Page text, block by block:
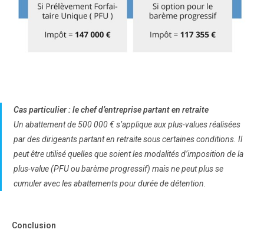
Cas particulier : le chef d’entreprise partant en retraite
Un abattement de 500 000 € s’applique aux plus-values réalisées
par des dirigeants partant en retraite sous certaines conditions. Il
peut être utilisé quelles que soient les modalités d’imposition de la
plus-value (PFU ou barème progressif) mais ne peut plus se
cumuler avec les abattements pour durée de détention.
Conclusion